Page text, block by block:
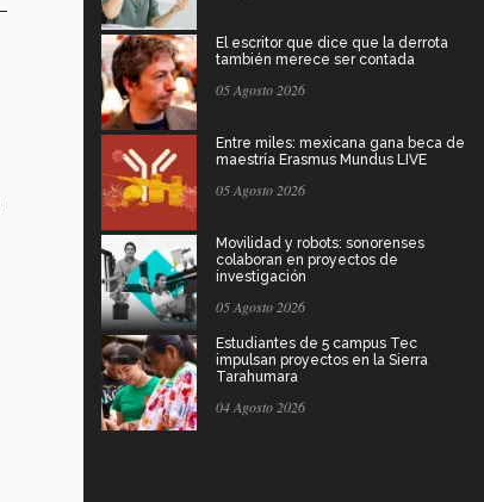
El escritor que dice que la derrota
también merece ser contada
05 Agosto 2026
Entre miles: mexicana gana beca de
maestría Erasmus Mundus LIVE
05 Agosto 2026
Movilidad y robots: sonorenses
colaboran en proyectos de
investigación
05 Agosto 2026
Estudiantes de 5 campus Tec
impulsan proyectos en la Sierra
Tarahumara
04 Agosto 2026